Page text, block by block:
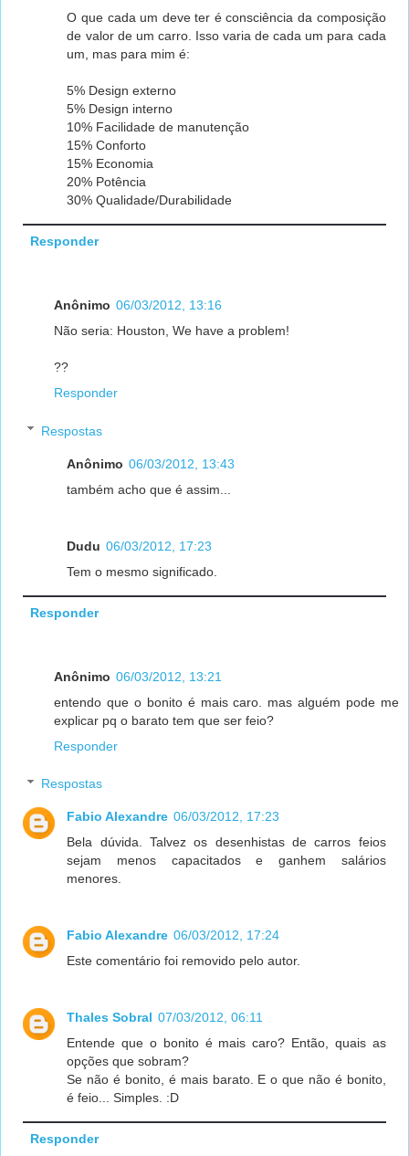
O que cada um deve ter é consciência da composição
de valor de um carro. Isso varia de cada um para cada
um, mas para mim é:
5% Design externo
5% Design interno
10% Facilidade de manutenção
15% Conforto
15% Economia
20% Potência
30% Qualidade/Durabilidade
Responder
Anônimo 06/03/2012, 13:16
Não seria: Houston, We have a problem!
??
Responder
Respostas
Anônimo 06/03/2012, 13:43
também acho que é assim...
Dudu 06/03/2012, 17:23
Tem o mesmo significado.
Responder
Anônimo 06/03/2012, 13:21
entendo que o bonito é mais caro. mas alguém pode me
explicar pq o barato tem que ser feio?
Responder
Respostas
Fabio Alexandre 06/03/2012, 17:23
Bela dúvida. Talvez os desenhistas de carros feios
sejam menos capacitados e ganhem salários
menores.
Fabio Alexandre 06/03/2012, 17:24
Este comentário foi removido pelo autor.
Thales Sobral 07/03/2012, 06:11
Entende que o bonito é mais caro? Então, quais as
opções que sobram?
Se não é bonito, é mais barato. E o que não é bonito,
é feio... Simples. :D
Responder